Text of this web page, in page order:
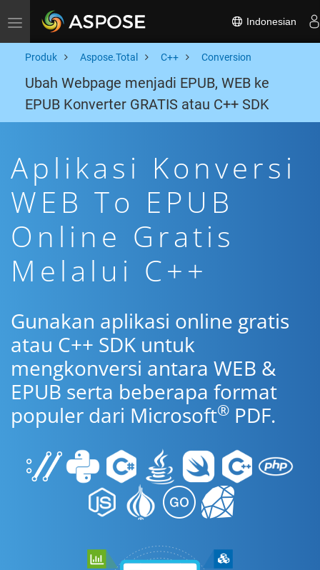
Toggle navigation Indonesian
Produk Aspose.Total C++ Conversion
Ubah Webpage menjadi EPUB, WEB ke
EPUB Konverter GRATIS atau C++ SDK
Aplikasi Konversi
WEB To EPUB
Online Gratis
Melalui C++
Gunakan aplikasi online gratis
atau C++ SDK untuk
mengkonversi antara WEB &
EPUB serta beberapa format
populer dari Microsoft® PDF.